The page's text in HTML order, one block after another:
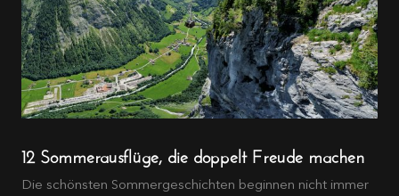
12 Sommerausflüge, die doppelt Freude machen
Die schönsten Sommergeschichten beginnen nicht immer